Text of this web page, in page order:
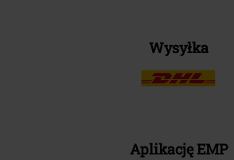
Wysyłka
Aplikację EMP